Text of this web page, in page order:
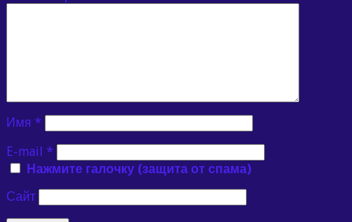
Имя *
E-mail *
Нажмите галочку (защита от спама)
Сайт